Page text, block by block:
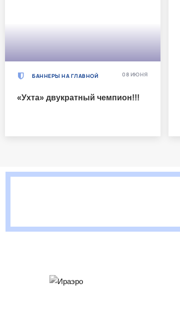
БАННЕРЫ НА ГЛАВНОЙ
«Ухта» двукратный чемпион!!!
08 ИЮНЯ